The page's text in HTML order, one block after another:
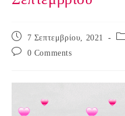
Post
published:
7 Σεπτεμβρίου, 2021
Post
0 Comments